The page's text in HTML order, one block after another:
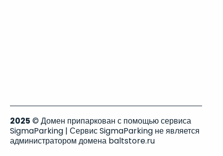
2025 © Домен припаркован с помощью сервиса
SigmaParking | Сервис SigmaParking не является
администратором домена baltstore.ru